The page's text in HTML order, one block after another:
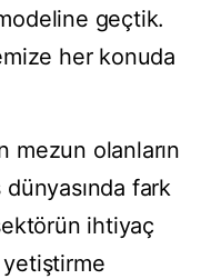
geçtik.
her konuda
mezun olanların
dünyasında fark
ihtiyaç